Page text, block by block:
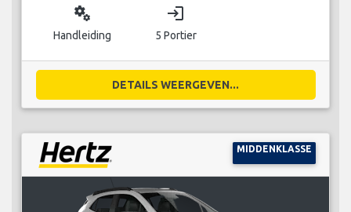
miscellaneous_services
Handleiding
login
5 Portier
DETAILS WEERGEVEN...
MIDDENKLASSE